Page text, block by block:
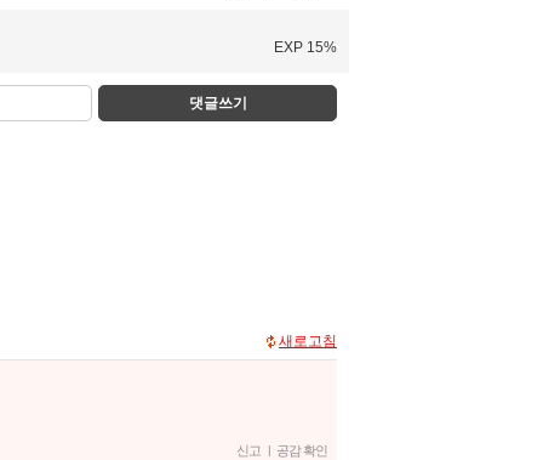
EXP 15%
댓글쓰기
새로고침
신고 공감 확인